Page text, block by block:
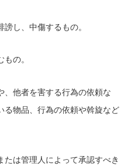
謗し、中傷するもの。
の。
、他者を害する行為の依頼な
る物品、行為の依頼や斡旋など
たは管理人によって承認すべき